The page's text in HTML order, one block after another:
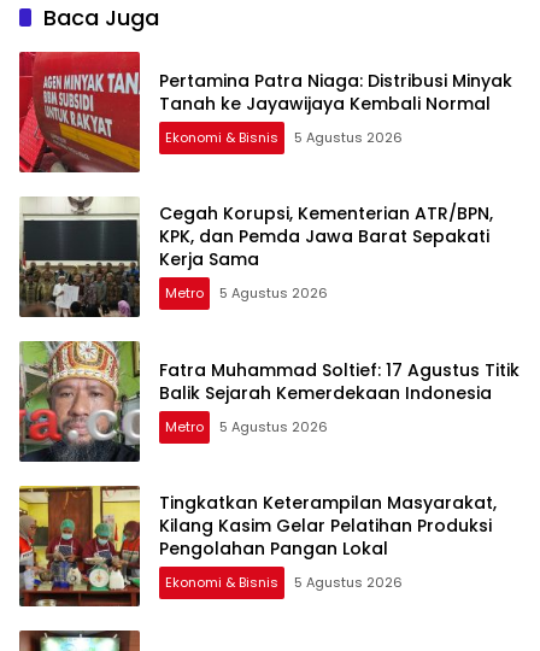
Baca Juga
Pertamina Patra Niaga: Distribusi Minyak
Tanah ke Jayawijaya Kembali Normal
Ekonomi & Bisnis 5 Agustus 2026
Cegah Korupsi, Kementerian ATR/BPN,
KPK, dan Pemda Jawa Barat Sepakati
Kerja Sama
Metro 5 Agustus 2026
Fatra Muhammad Soltief: 17 Agustus Titik
Balik Sejarah Kemerdekaan Indonesia
Metro 5 Agustus 2026
Tingkatkan Keterampilan Masyarakat,
Kilang Kasim Gelar Pelatihan Produksi
Pengolahan Pangan Lokal
Ekonomi & Bisnis 5 Agustus 2026